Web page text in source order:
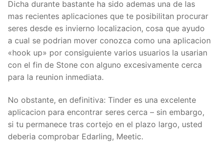
Dicha durante bastante ha sido ademas una de las
mas recientes aplicaciones que te posibilitan procurar
seres desde es invierno localizacion, cosa que ayudo
a cual se podri­an mover conozca como una aplicacion
«hook up» por consiguiente varios usuarios la usarian
con el fin de Stone con alguno excesivamente cerca
para la reunion inmediata.
No obstante, en definitiva: Tinder es una excelente
aplicacion para encontrar seres cerca – sin embargo,
si tu permanece tras cortejo en el plazo largo, usted
deberia comprobar Edarling, Meetic.